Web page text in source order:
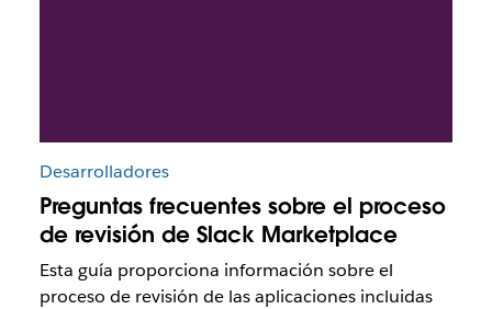
Desarrolladores
Preguntas frecuentes sobre el proceso
de revisión de Slack Marketplace
Esta guía proporciona información sobre el
proceso de revisión de las aplicaciones incluidas